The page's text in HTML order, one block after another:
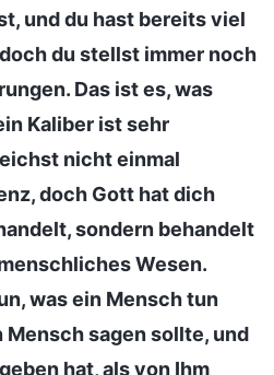
und du hast bereits viel
du stellst immer noch
Das ist es, was
Kaliber ist sehr
nicht einmal
doch Gott hat dich
sondern behandelt
Wesen.
was ein Mensch tun
Mensch sagen sollte, und
hat, als von Ihm